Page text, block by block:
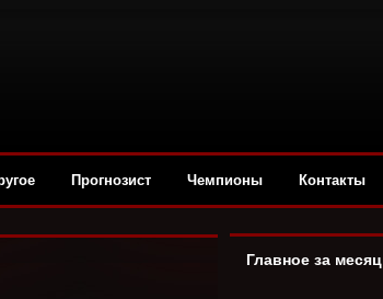
Прогнозист Чемпионы Контакты
Главное за месяц